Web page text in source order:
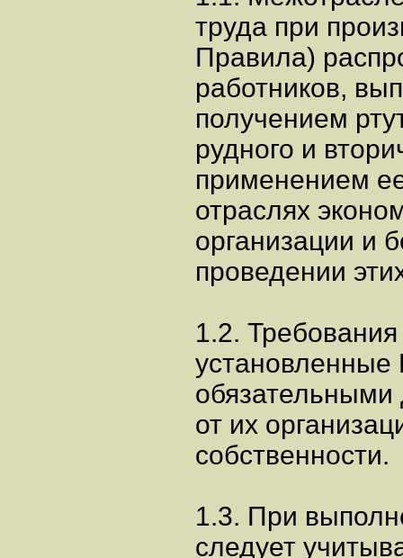
труда при
Правила)
работников,
получением
рудного и
применением
отраслях
организации и
проведении
1.2.
обязательными
от их
собственности.
1.3. При
следует